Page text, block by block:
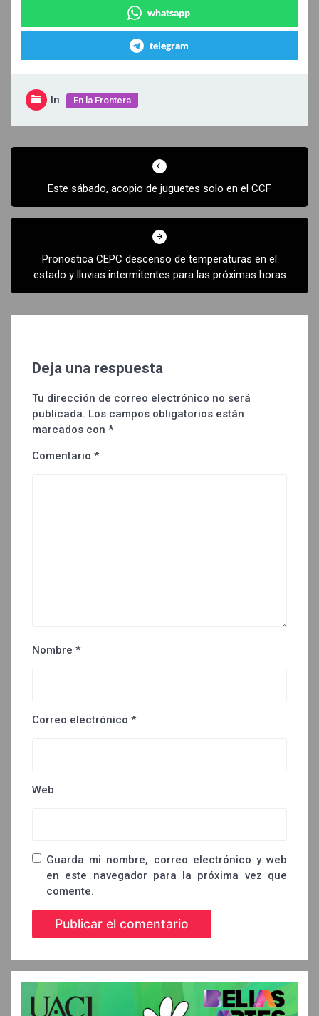
whatsapp
telegram
In En la Frontera
Navegación
entradasEste sábado, acopio de juguetes solo en el CCF
Pronostica CEPC descenso de temperaturas en el
estado y lluvias intermitentes para las próximas horas
Deja una respuesta
Tu dirección de correo electrónico no será
publicada. Los campos obligatorios están
marcados con *
Comentario *
Nombre *
Correo electrónico *
Web
Guarda mi nombre, correo electrónico y web
en este navegador para la próxima vez que
comente.